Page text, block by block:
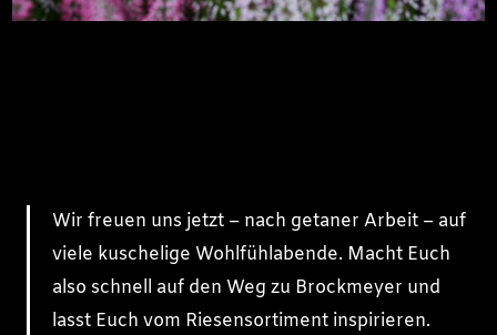
Wir freuen uns jetzt – nach getaner Arbeit – auf
viele kuschelige Wohlfühlabende. Macht Euch
also schnell auf den Weg zu Brockmeyer und
lasst Euch vom Riesensortiment inspirieren.